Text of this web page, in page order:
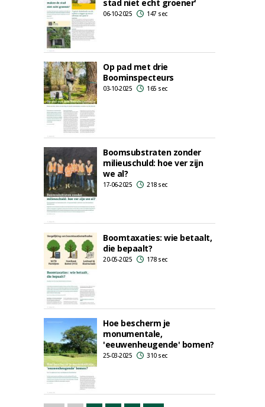
stad niet echt groener'
06-10-2025 147 sec
Op pad met drie
Boominspecteurs
03-10-2025 165 sec
Boomsubstraten zonder
milieuschuld: hoe ver zijn
we al?
17-06-2025 218 sec
Boomtaxaties: wie betaalt,
die bepaalt?
20-05-2025 178 sec
Hoe bescherm je
monumentale,
'eeuwenheugende' bomen?
25-03-2025 310 sec